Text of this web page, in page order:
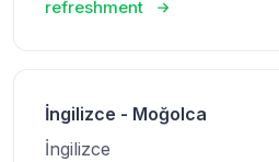
refreshment
İngilizce - Moğolca
İngilizce